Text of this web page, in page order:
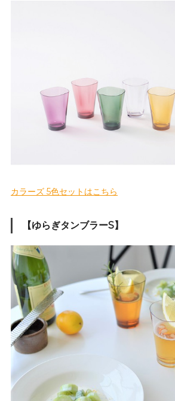
カラーズ 5色セットはこちら
【ゆらぎタンブラーS】